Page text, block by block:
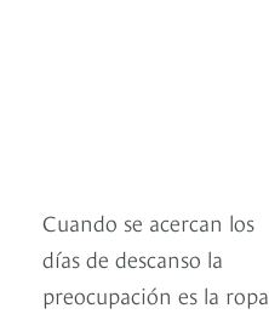
Cuando se acercan los
días de descanso la
preocupación es la ropa